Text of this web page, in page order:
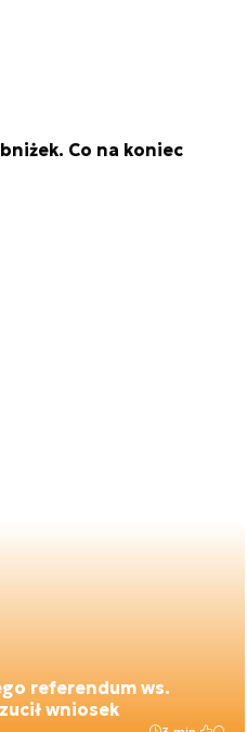
Co na koniec
referendum ws.
wniosek